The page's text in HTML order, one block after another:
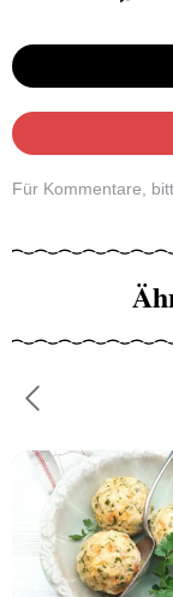
Für Kommentare,